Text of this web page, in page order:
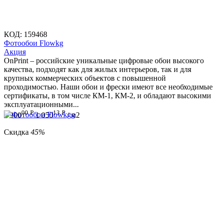
КОД: 159468
Фотообои Flowkg
Aкция
OnPrint – российские уникальные цифровые обои высокого
качества, подходят как для жилых интерьеров, так и для
крупных коммерческих объектов с повышенной
проходимостью. Наши обои и фрески имеют все необходимые
сертификаты, в том числе КМ-1, КМ-2, и обладают высокими
эксплуатационными...
1 90000 Р 1 05013 Р / м2
Скидка 45%